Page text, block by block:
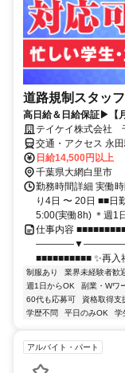
道路規制スタッフ
高日給＆日給保証▶【
テイケイ株式会社
交通・アクセス 永
日給14,500円以上
千葉県大網白里市
勤務時間詳細 実働
り4日 〜 20日 ■■日
5:00(実働8h) ＊週1
仕事内容
――――▼――――― 月
■■■■■■■■■■ ✨再
制服あり 業界未経験者歓
週1日からOK
副業・Wワ
60代も応募可
資格取得支
学歴不問
平日のみOK 学
アルバイト・パート